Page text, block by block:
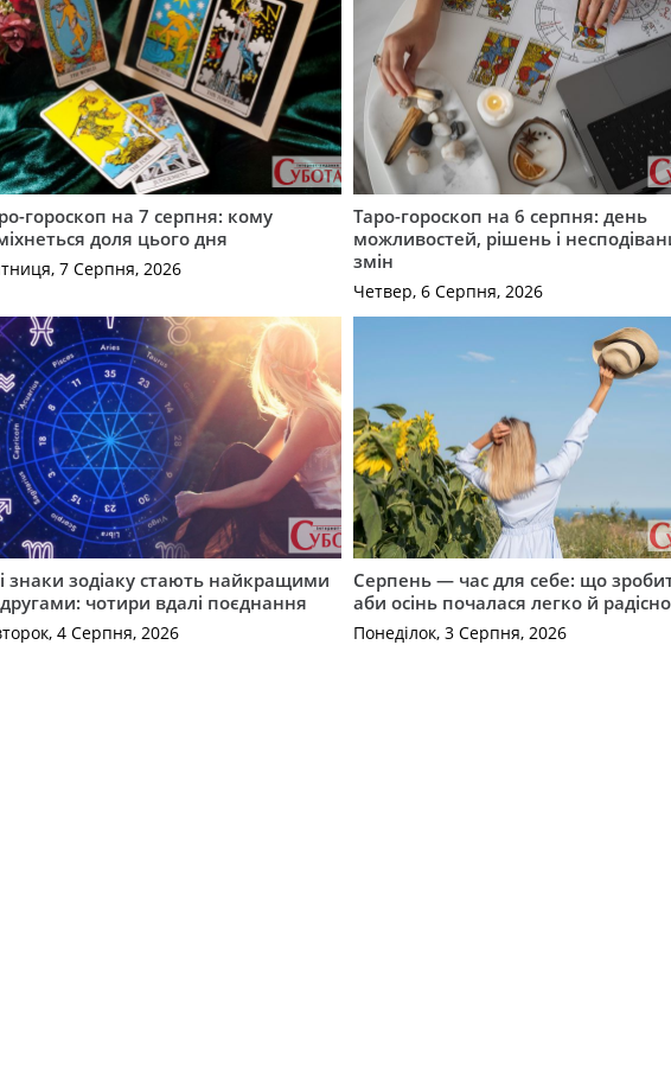
гороскоп на 7 серпня: кому
доля цього дня
7 Серпня, 2026
Таро-гороскоп на 6 серпня: день
можливостей, рішень і
змін
Четвер, 6 Серпня, 2026
знаки зодіаку стають найкращими
чотири вдалі поєднання
4 Серпня, 2026
Серпень — час для себе: що
аби осінь почалася легко й радісно
Понеділок, 3 Серпня, 2026